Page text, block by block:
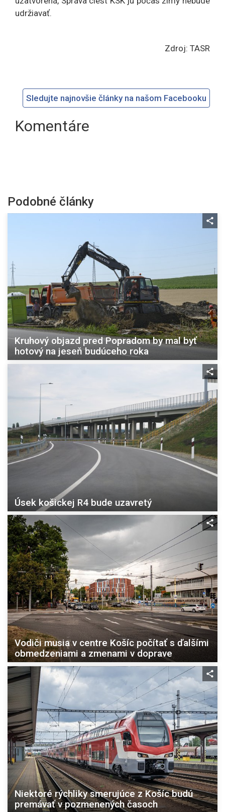
udržiavať.
Zdroj: TASR
Sledujte najnovšie články na našom Facebooku
Komentáre
Podobné články
Kruhový objazd pred Popradom by mal byť
hotový na jeseň budúceho roka
Úsek košickej R4 bude uzavretý
Vodiči musia v centre Košíc počítať s ďalšími
obmedzeniami a zmenami v doprave
Niektoré rýchliky smerujúce z Košíc budú
premávať v pozmenených časoch